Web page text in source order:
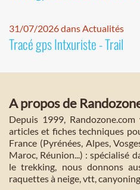
31/07/2026 dans Actualités
Tracé gps Intxuriste - Trail
A propos de
Depuis 1999,
articles et fiches techniques
France (Pyrénées, Alpes,
Maroc, Réunion...) : spécialisé
le trekking, nous donnons
raquettes à neige, vtt,